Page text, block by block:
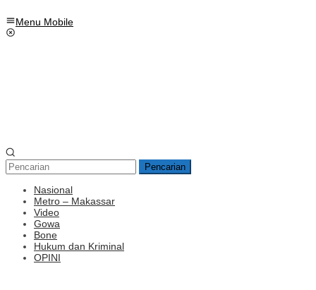
Menu Mobile
Pencarian
Nasional
Metro – Makassar
Video
Gowa
Bone
Hukum dan Kriminal
OPINI